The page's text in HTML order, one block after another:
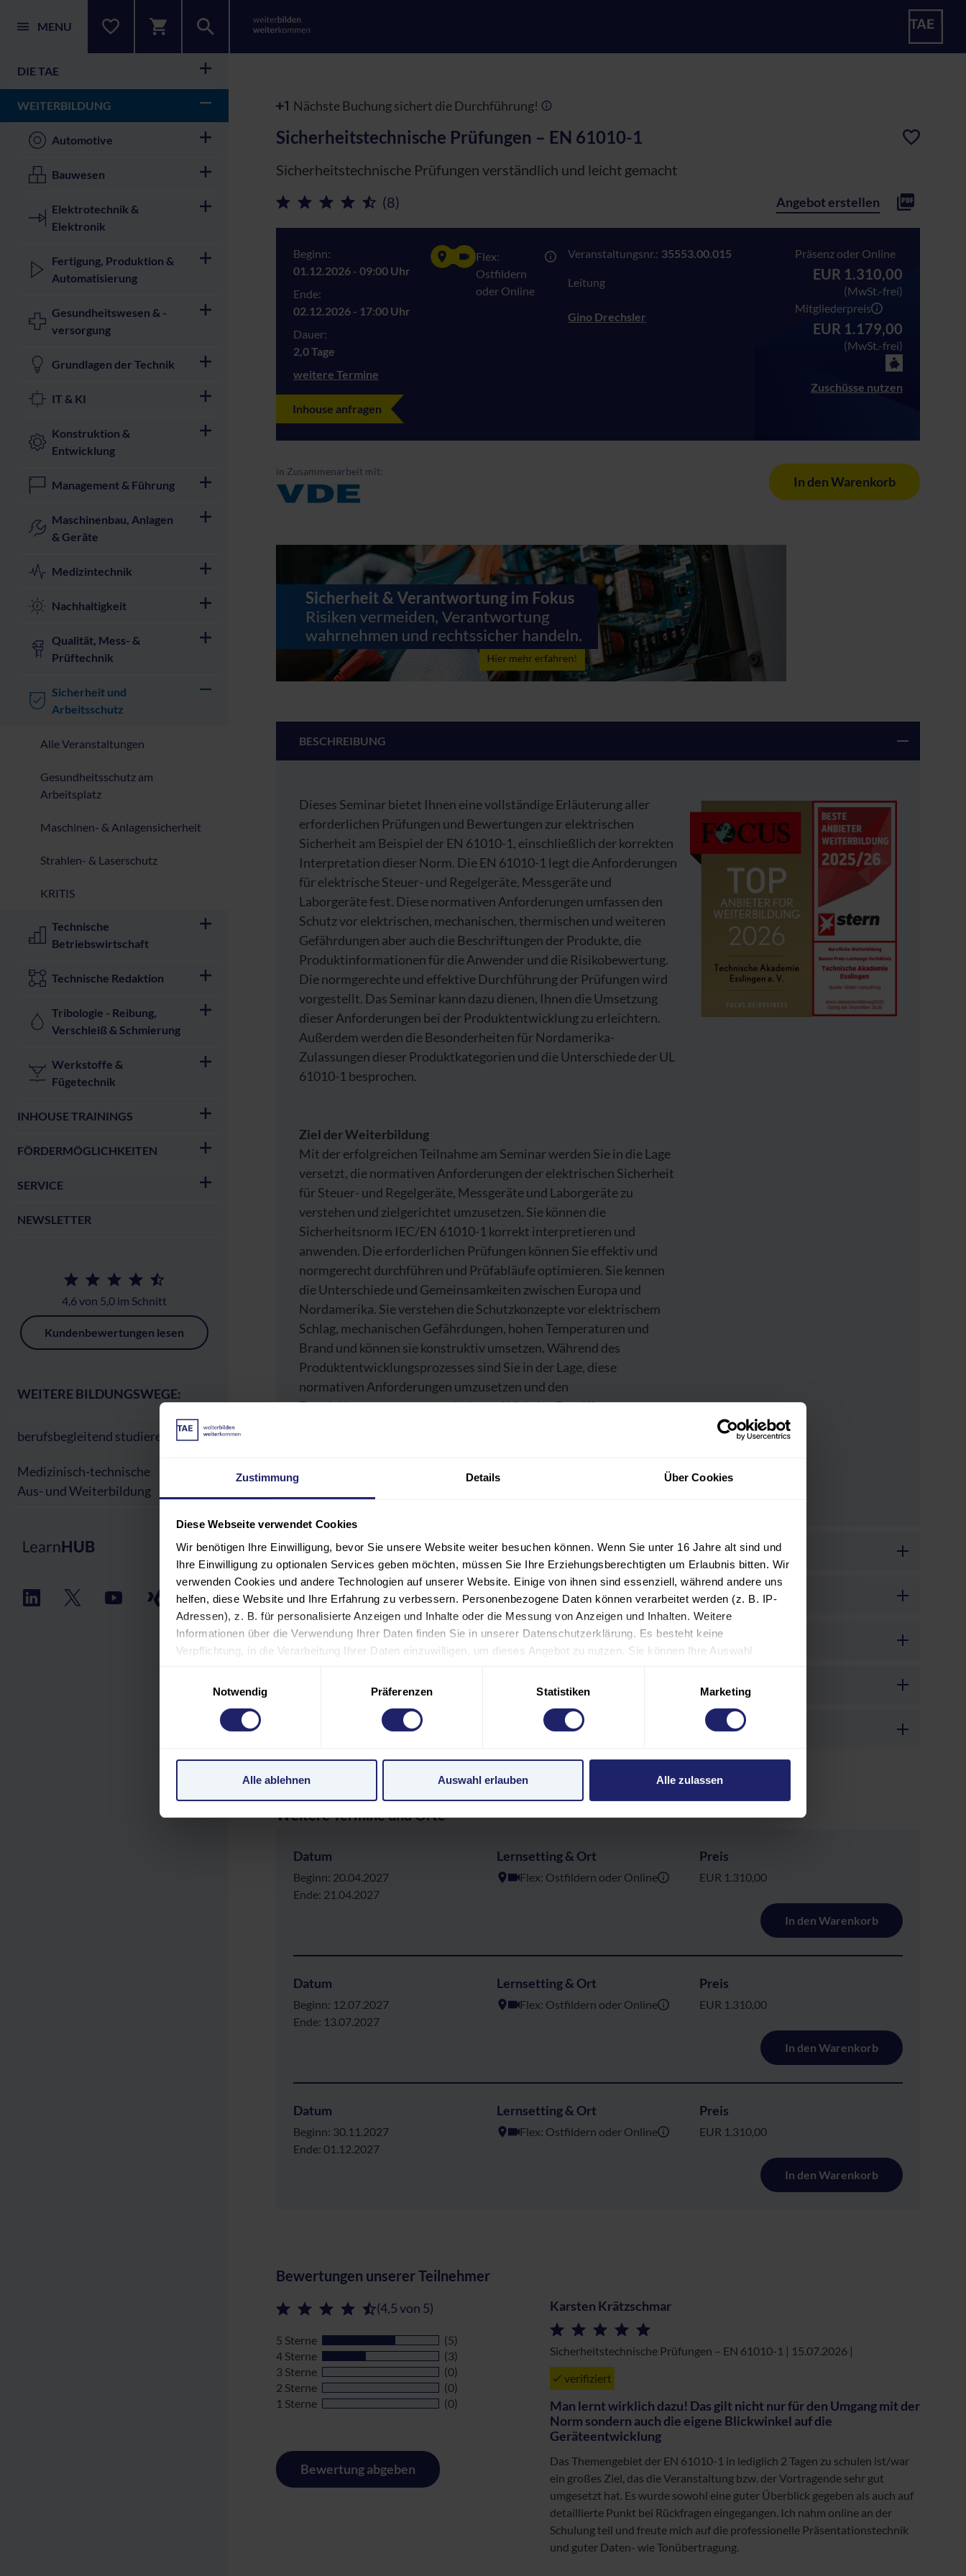
Zustimmung Details Über Cookies
Diese Webseite verwendet Cookies
Wir benötigen Ihre Einwilligung, bevor Sie unsere Website weiter besuchen können. Wenn Sie unter 16 Jahre alt sind und
Ihre Einwilligung zu optionalen Services geben möchten, müssen Sie Ihre Erziehungsberechtigten um Erlaubnis bitten. Wir
verwenden Cookies und andere Technologien auf unserer Website. Einige von ihnen sind essenziell, während andere uns
helfen, diese Website und Ihre Erfahrung zu verbessern. Personenbezogene Daten können verarbeitet werden (z. B. IP-
Adressen), z. B. für personalisierte Anzeigen und Inhalte oder die Messung von Anzeigen und Inhalten. Weitere
Informationen über die Verwendung Ihrer Daten finden Sie in unserer Datenschutzerklärung. Es besteht keine
Verpflichtung, in die Verarbeitung Ihrer Daten einzuwilligen, um dieses Angebot zu nutzen. Sie können Ihre Auswahl
Einstellungen möglicherweise nicht alle Funktionen der Website verfügbar sind. Einige Services verarbeiten
Verarbeitung Ihrer Daten in den USA gemäß Art. 49 (1) lit. a GDPR ein. Der EuGH stuft die USA als ein Land mit
Notwendig
Präferenzen Statistiken Marketing
Alle ablehnen Auswahl erlauben Alle zulassen
MENU
DIE TAE
WEITERBILDUNG
Automotive
Bauwesen
Elektrotechnik &
Elektronik
Fertigung, Produktion &
Automatisierung
Gesundheitswesen & -
versorgung
Grundlagen der Technik
IT & KI
Konstruktion &
Entwicklung
Management & Führung
Maschinenbau, Anlagen
& Geräte
Medizintechnik
Nachhaltigkeit
Qualität, Mess- &
Prüftechnik
Sicherheit und
Arbeitsschutz
Alle Veranstaltungen
Gesundheitsschutz am
Arbeitsplatz
Maschinen- & Anlagensicherheit
Strahlen- & Laserschutz
KRITIS
Technische
Betriebswirtschaft
Technische Redaktion
Tribologie - Reibung,
Verschleiß & Schmierung
Werkstoffe &
Fügetechnik
INHOUSE TRAININGS
FÖRDERMÖGLICHKEITEN
SERVICE
NEWSLETTER
4,6 von 5,0 im Schnitt
Kundenbewertungen lesen
WEITERE BILDUNGSWEGE:
berufsbegleitend studieren
Medizinisch-technische
Aus- und Weiterbildung
Nächste Buchung sichert die Durchführung!
Sicherheitstechnische Prüfungen – EN 61010-1
Sicherheitstechnische Prüfungen verständlich und leicht gemacht
(8)
Angebot erstellen
Beginn:
01.12.2026 - 09:00 Uhr
Ende:
02.12.2026 - 17:00 Uhr
Dauer:
2,0 Tage
weitere Termine
Flex:
Ostfildern
oder Online
Veranstaltungsnr.: 35553.00.015
Leitung
Gino Drechsler
Präsenz oder Online
EUR 1.310,00
(MwSt.-frei)
Mitgliederpreis
EUR 1.179,00
(MwSt.-frei)
Zuschüsse nutzen
Inhouse anfragen
In den Warenkorb
in Zusammenarbeit mit:
BESCHREIBUNG
Dieses Seminar bietet Ihnen eine vollständige Erläuterung aller
erforderlichen Prüfungen und Bewertungen zur elektrischen
Sicherheit am Beispiel der EN 61010-1, einschließlich der korrekten
Interpretation dieser Norm. Die EN 61010-1 legt die Anforderungen
für elektrische Steuer- und Regelgeräte, Messgeräte und
Laborgeräte fest. Diese normativen Anforderungen umfassen den
Schutz vor elektrischen, mechanischen, thermischen und weiteren
Gefährdungen aber auch die Beschriftungen der Produkte, die
Produktinformationen für die Anwender und die Risikobewertung.
Die normgerechte und effektive Durchführung der Prüfungen wird
vorgestellt. Das Seminar kann dazu dienen, Ihnen die Umsetzung
dieser Anforderungen bei der Produktentwicklung zu erleichtern.
Außerdem werden die Besonderheiten für Nordamerika-
Zulassungen dieser Produktkategorien und die Unterschiede der UL
61010-1 besprochen.
Ziel der Weiterbildung
Mit der erfolgreichen Teilnahme am Seminar werden Sie in die Lage
versetzt, die normativen Anforderungen der elektrischen Sicherheit
für Steuer- und Regelgeräte, Messgeräte und Laborgeräte zu
verstehen und zielgerichtet umzusetzen. Sie können die
Sicherheitsnorm IEC/EN 61010-1 korrekt interpretieren und
anwenden. Die erforderlichen Prüfungen können Sie effektiv und
normgerecht durchführen und Prüfabläufe optimieren. Sie kennen
die Unterschiede und Gemeinsamkeiten zwischen Europa und
Nordamerika. Sie verstehen die Schutzkonzepte vor elektrischem
Schlag, mechanischen Gefährdungen, hohen Temperaturen und
Brand und können sie konstruktiv umsetzen. Während des
Produktentwicklungsprozesses sind Sie in der Lage, diese
normativen Anforderungen umzusetzen und den
Entwicklungsprozess zu optimieren. Wichtige Begriffe zum
PROGRAMM
TEILNEHMER:INNENKREIS
REFERENT:INNEN
VERANSTALTUNGSORT UND HOTEL
GEBÜHREN UND FÖRDERMÖGLICHKEITEN
Weitere Termine und Orte
Datum
Beginn: 20.04.2027
Ende: 21.04.2027
Lernsetting & Ort
Flex: Ostfildern oder Online
Preis
EUR 1.310,00
In den Warenkorb
Datum
Beginn: 12.07.2027
Ende: 13.07.2027
Lernsetting & Ort
Flex: Ostfildern oder Online
Preis
EUR 1.310,00
In den Warenkorb
Datum
Beginn: 30.11.2027
Ende: 01.12.2027
Lernsetting & Ort
Flex: Ostfildern oder Online
Preis
EUR 1.310,00
In den Warenkorb
Bewertungen unserer Teilnehmer
(4,5 von 5)
5 Sterne
(5)
4 Sterne
(3)
3 Sterne
(0)
2 Sterne
(0)
1 Sterne
(0)
Bewertung abgeben
Karsten Krätzschmar
Sicherheitstechnische Prüfungen – EN 61010-1 | 15.07.2026 |
verifiziert
Man lernt wirklich dazu! Das gilt nicht nur für den Umgang mit der
Norm sondern auch die eigene Blickwinkel auf die
Geräteentwicklung
Das Themengebiet der EN 61010-1 in lediglich 2 Tagen zu schulen ist/war
ein großes Ziel, das die Veranstaltung bzw. der Vortragende sehr gut
umgesetzt hat. Es wurde sowohl eine guter Überblick gegeben als auch auf
detaillierte Punkt bei Rückfragen eingegangen. Ich nahm online an der
Schulung teil und freute mich auf die professionelle Präsentationstechnik
und guter Daten- wie Tonübertragung.